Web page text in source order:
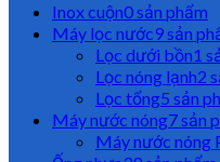
Inox cuộn0 sản phẩm
Máy lọc nước9 sản
Lọc dưới bồn1
Lọc nóng lạnh2
Lọc tổng5 sản
Máy nước nóng7 sản
Máy nước nóng